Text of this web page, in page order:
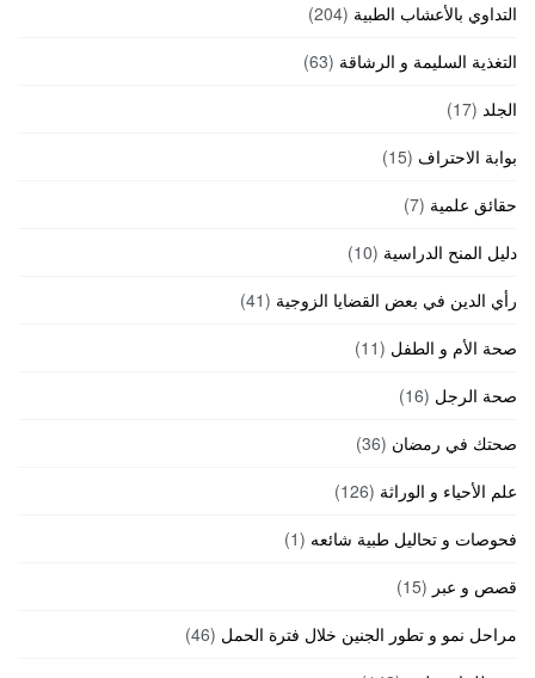
التداوي بالأعشاب الطبية (204)
التغذية السليمة و الرشاقة (63)
الجلد (17)
بوابة الاحتراف (15)
حقائق علمية (7)
دليل المنح الدراسية (10)
رأي الدين في بعض القضايا الزوجية (41)
صحة الأم و الطفل (11)
صحة الرجل (16)
صحتك في رمضان (36)
علم الأحياء و الوراثة (126)
فحوصات و تحاليل طبية شائعه (1)
قصص و عبر (15)
مراحل نمو و تطور الجنين خلال فترة الحمل (46)